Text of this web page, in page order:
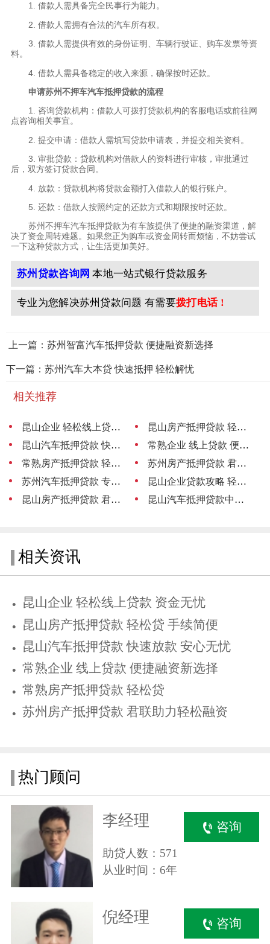
1. 借款人需具备完全民事行为能力。
2. 借款人需拥有合法的汽车所有权。
3. 借款人需提供有效的身份证明、车辆行驶证、购车发票等资
料。
4. 借款人需具备稳定的收入来源，确保按时还款。
申请苏州不押车汽车抵押贷款的流程
1. 咨询贷款机构：借款人可拨打贷款机构的客服电话或前往网
点咨询相关事宜。
2. 提交申请：借款人需填写贷款申请表，并提交相关资料。
3. 审批贷款：贷款机构对借款人的资料进行审核，审批通过
后，双方签订贷款合同。
4. 放款：贷款机构将贷款金额打入借款人的银行账户。
5. 还款：借款人按照约定的还款方式和期限按时还款。
苏州不押车汽车抵押贷款为有车族提供了便捷的融资渠道，解
决了资金周转难题。如果您正为购车或资金周转而烦恼，不妨尝试
一下这种贷款方式，让生活更加美好。
苏州贷款咨询网 本地一站式银行贷款服务
专业为您解决苏州贷款问题 有需要拨打电话 !
上一篇：苏州智富汽车抵押贷款 便捷融资新选择
下一篇：苏州汽车大本贷 快速抵押 轻松解忧
相关推荐
昆山企业 轻松线上贷款 资金无忧
昆山房产抵押贷款 轻松贷 手续简便
昆山汽车抵押贷款 快速放款 安心无忧
常熟企业 线上贷款 便捷融资新选择
常熟房产抵押贷款 轻松贷
苏州房产抵押贷款 君联助力轻松融资
苏州汽车抵押贷款 专业中介服务
昆山企业贷款攻略 轻松融资 助力发展
昆山房产抵押贷款 君联助力轻松融资
昆山汽车抵押贷款中介 专业助您轻松融资
相关资讯
昆山企业 轻松线上贷款 资金无忧
昆山房产抵押贷款 轻松贷 手续简便
昆山汽车抵押贷款 快速放款 安心无忧
常熟企业 线上贷款 便捷融资新选择
常熟房产抵押贷款 轻松贷
苏州房产抵押贷款 君联助力轻松融资
热门顾问
李经理
助贷人数：571
从业时间：6年
咨询
倪经理 咨询